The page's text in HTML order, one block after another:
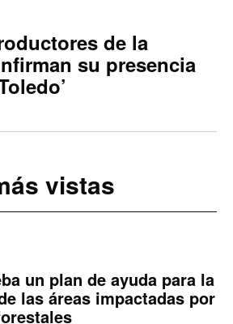
de la
su presencia
vistas
un plan de ayuda para la
las áreas impactadas por